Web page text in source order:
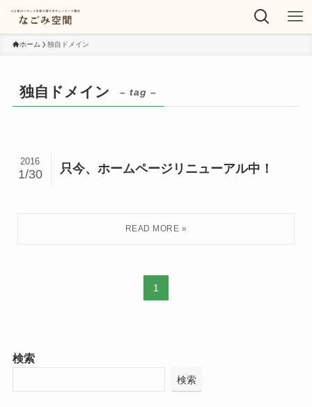
ホーム 独自ドメイン
独自ドメイン – tag –
只今、ホームページリニューアル中！
2016
1/30
1
検索
検索